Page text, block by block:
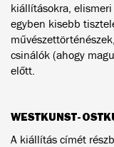
kiállításokra,
egyben kisebb
csinálók (ahogy
előtt.
WESTKUNST-
A kiállítás címét